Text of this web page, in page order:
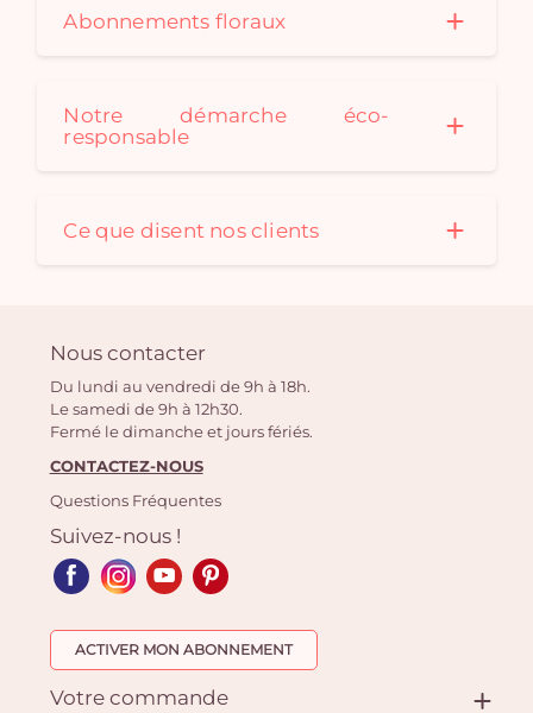
Abonnements floraux
Notre démarche éco-
responsable
Ce que disent nos clients
Nous contacter
Du lundi au vendredi de 9h à 18h.
Le samedi de 9h à 12h30.
Fermé le dimanche et jours fériés.
CONTACTEZ-NOUS
Questions Fréquentes
Suivez-nous !
ACTIVER MON ABONNEMENT
Votre commande